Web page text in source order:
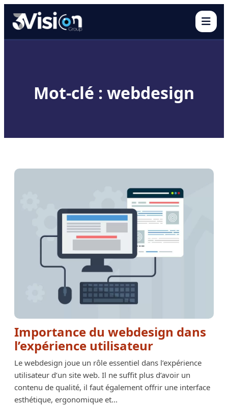
Mot-clé : webdesign
Importance du webdesign dans
l’expérience utilisateur
Le webdesign joue un rôle essentiel dans l’expérience
utilisateur d’un site web. Il ne suffit plus d’avoir un
contenu de qualité, il faut également offrir une interface
esthétique, ergonomique et...